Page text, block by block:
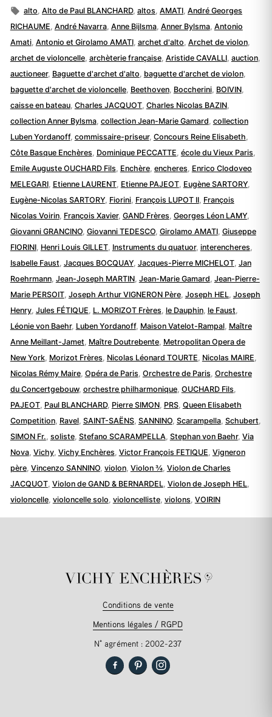
dans
Étiquettes :
alto ,Alto de Paul BLANCHARD,altos ,AMATI ,André Georges
RICHAUME André Navarra, Anne Bijlsma, Anner Bylsma, Antonio
Amati, Antonio et Girolamo AMATI, archet d'alto Archet de violon,
archet de violoncelle, archèterie française, Aristide CAVALLI, auction,
auctioneer, Baguette d'archet d'alto baguette d'archet de violon,
baguette d'archet de violoncelle, Beethoven, Boccherini, BOIVIN,
caisse en bateau, Charles JACQUOT, Charles Nicolas BAZIN,
collection Anner Bylsma, collection Jean-Marie Gamard collection
Luben Yordanoff, commissaire-priseur, Concours Reine Elisabeth
Côte Basque Enchères Dominique PECCATTE école du Vieux Paris
Emile Auguste OUCHARD Fils Enchère, encheres Enrico Clodoveo
MELEGARI, Etienne LAURENT, Etienne PAJEOT, Eugène SARTORY,
Eugène-Nicolas SARTORY, Fiorini, François LUPOT II, François
Nicolas Voirin, François Xavier, GAND Frères Georges Léon LAMY,
Giovanni GRANCINO, Giovanni TEDESCO, Girolamo AMATI, Giuseppe
FIORINI, Henri Louis GILLET, Instruments du quatuor, interencheres
Isabelle Faust Jacques BOCQUAY, Jacques-Pierre MICHELOT, Jan
Roehrmann, Jean-Joseph MARTIN, Jean-Marie Gamard Jean-Pierre-
Marie PERSOIT, Joseph Arthur VIGNERON Père, Joseph HEL Joseph
Henry, Jules FÉTIQUE L. MORIZOT Frères le Dauphin, le Faust
Léonie von Baehr, Luben Yordanoff, Maison Vatelot-Rampal, Maître
Anne Meillant-Jamet Maître Doutrebente, Metropolitan Opera de
New York, Morizot Frères Nicolas Léonard TOURTE Nicolas MAIRE
Nicolas Rémy Maire, Opéra de Paris Orchestre de Paris Orchestre
du Concertgebouw, orchestre philharmonique, OUCHARD Fils
PAJEOT, Paul BLANCHARD, Pierre SIMON, PRS, Queen Elisabeth
Competition, Ravel, SAINT-SAËNS, SANNINO, Scarampella, Schubert
SIMON Fr. soliste, Stefano SCARAMPELLA Stephan von Baehr, Via
Nova, Vichy, Vichy Enchères Victor François FETIQUE Vigneron
père, Vincenzo SANNINO, violon, Violon ¾, Violon de Charles
JACQUOT, Violon de GAND & BERNARDEL Violon de Joseph HEL
violoncelle, violoncelle solo violoncelliste, violons VOIRIN
Conditions de vente
Mentions légales / RGPD
N° agrément : 2002-237